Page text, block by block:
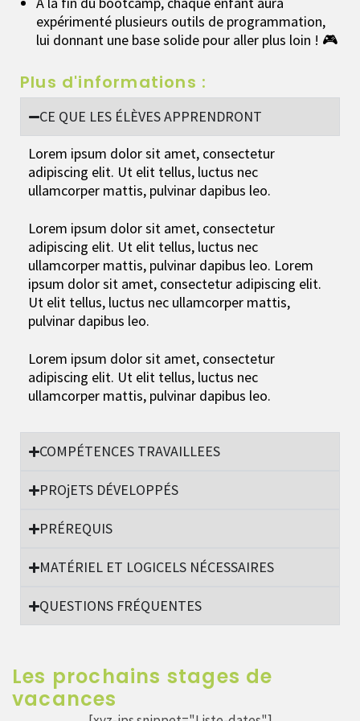
expérimenté plusieurs outils de programmation,
lui donnant une base solide pour aller plus loin ! 🎮
Plus d'informations :
CE QUE LES ÉLÈVES APPRENDRONT
Lorem ipsum dolor sit amet, consectetur
adipiscing elit. Ut elit tellus, luctus nec
ullamcorper mattis, pulvinar dapibus leo.
Lorem ipsum dolor sit amet, consectetur
adipiscing elit. Ut elit tellus, luctus nec
ullamcorper mattis, pulvinar dapibus leo. Lorem
ipsum dolor sit amet, consectetur adipiscing elit.
Ut elit tellus, luctus nec ullamcorper mattis,
pulvinar dapibus leo.
Lorem ipsum dolor sit amet, consectetur
adipiscing elit. Ut elit tellus, luctus nec
ullamcorper mattis, pulvinar dapibus leo.
COMPÉTENCES TRAVAILLEES
PROjETS DÉVELOPPÉS
PRÉREQUIS
MATÉRIEL ET LOGICELS NÉCESSAIRES
QUESTIONS FRÉQUENTES
Les prochains stages de
vacances